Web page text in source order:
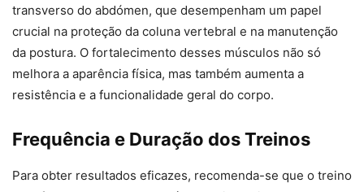
transverso do abdómen, que desempenham um papel
crucial na proteção da coluna vertebral e na manutenção
da postura. O fortalecimento desses músculos não só
melhora a aparência física, mas também aumenta a
resistência e a funcionalidade geral do corpo.
Frequência e Duração dos Treinos
Para obter resultados eficazes, recomenda-se que o treino